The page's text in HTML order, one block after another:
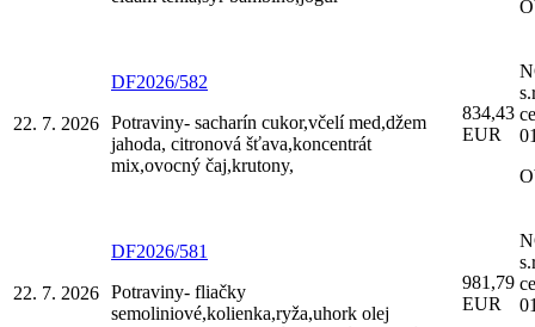
22. 7. 2026
DF2026/582
Potraviny- sacharín cukor,včelí med,džem
jahoda, citronová šťava,koncentrát
mix,ovocný čaj,krutony,
834,43
EUR
22. 7. 2026
DF2026/581
Potraviny- fliačky
semoliniové,kolienka,ryža,uhork olej
981,79
EUR